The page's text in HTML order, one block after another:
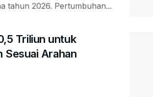
tahun 2026. Pertumbuhan...
Triliun untuk
Sesuai Arahan